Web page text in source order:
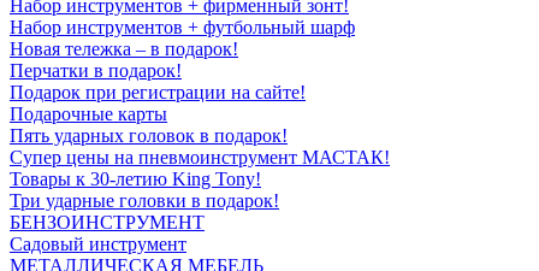
Набор инструментов + фирменный зонт!
Набор инструментов + футбольный шарф
Новая тележка – в подарок!
Перчатки в подарок!
Подарок при регистрации на сайте!
Подарочные карты
Пять ударных головок в подарок!
Супер цены на пневмоинструмент МАСТАК!
Товары к 30-летию King Tony!
Три ударные головки в подарок!
БЕНЗОИНСТРУМЕНТ
Садовый инструмент
МЕТАЛЛИЧЕСКАЯ МЕБЕЛЬ